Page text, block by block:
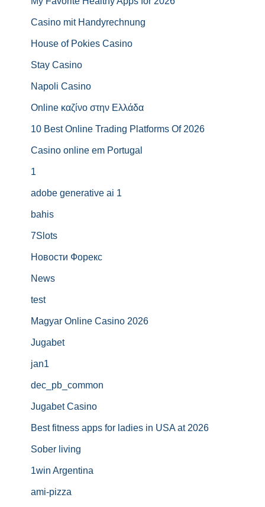
Casino mit Handyrechnung
House of Pokies Casino
Stay Casino
Napoli Casino
Online καζίνο στην Ελλάδα
10 Best Online Trading Platforms Of 2026
Casino online em Portugal
1
adobe generative ai 1
bahis
7Slots
Новости Форекс
News
test
Magyar Online Casino 2026
Jugabet
jan1
dec_pb_common
Jugabet Casino
Best fitness apps for ladies in USA at 2026
Sober living
1win Argentina
ami-pizza